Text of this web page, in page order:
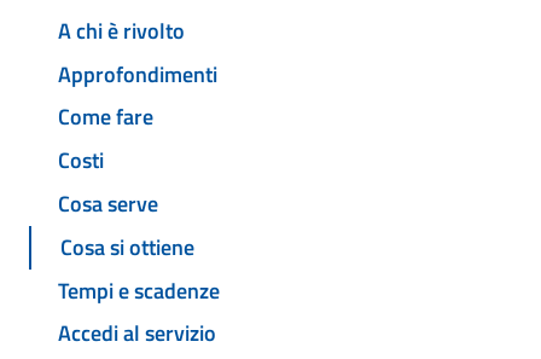
A chi è rivolto
Approfondimenti
Come fare
Costi
Cosa serve
Cosa si ottiene
Tempi e scadenze
Accedi al servizio